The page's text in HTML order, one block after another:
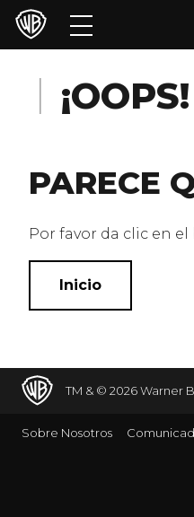
Películas
Franquicias
Colecciones
Noticias
¡OOPS!
PARECE
Por favor da clic en
Inicio
TM & © 2026 Warner
Sobre Nosotros